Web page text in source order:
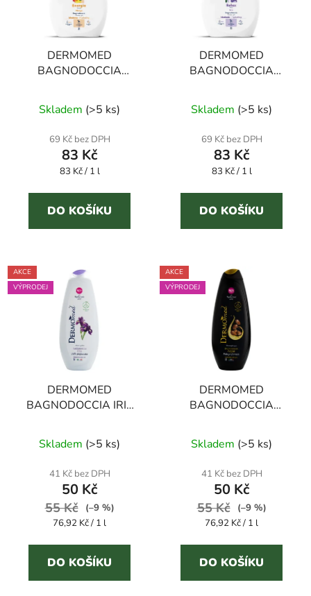
DERMOMED
BAGNODOCCIA
mango 1 l
Skladem (>5 ks)
69 Kč bez DPH
83 Kč
Měrná
83 Kč / 1 l
DO KOŠÍKU
DERMOMED
BAGNODOCCIA
kosatec 1 l
Skladem (>5 ks)
69 Kč bez DPH
83 Kč
Měrná
83 Kč / 1 l
DO KOŠÍKU
AKCE
VÝPRODEJ
DERMOMED
BAGNODOCCIA IRIS
650 ml
hodnocení
produktu
je
5,0
z
5
hvězdiček.
Skladem (>5 ks)
41 Kč bez DPH
50 Kč
55 Kč
(–9 %)
Měrná
76,92 Kč / 1 l
DO KOŠÍKU
AKCE
VÝPRODEJ
DERMOMED
BAGNODOCCIA
argan 650 ml
hodnocení
produktu
je
4,7
z
5
hvězdiček.
Skladem (>5 ks)
41 Kč bez DPH
50 Kč
55 Kč
(–9 %)
Měrná
76,92 Kč / 1 l
DO KOŠÍKU